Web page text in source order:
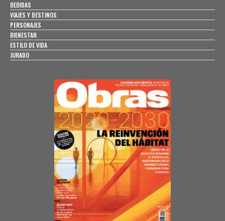
BEBIDAS
VIAJES Y DESTINOS
PERSONAJES
BIENESTAR
ESTILO DE VIDA
JURADO